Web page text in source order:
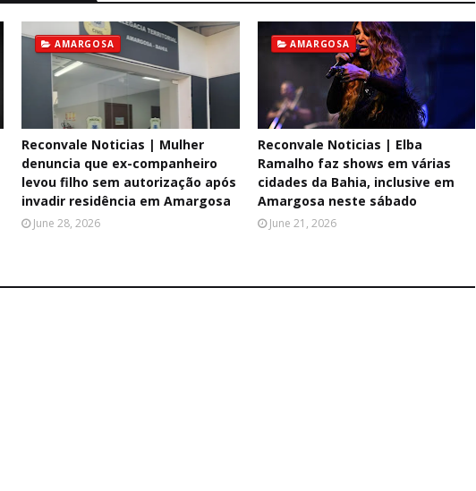
AMARGOSA
Reconvale Noticias | Mulher
denuncia que ex-companheiro
levou filho sem autorização após
invadir residência em Amargosa
June 28, 2026
AMARGOSA
Reconvale Noticias | Elba
Ramalho faz shows em várias
cidades da Bahia, inclusive em
Amargosa neste sábado
June 21, 2026